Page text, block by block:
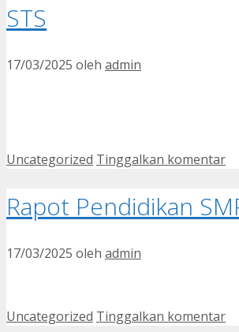
STS
17/03/2025 oleh admin
Kategori
Uncategorized Tinggalkan komentar
Rapot Pendidikan
17/03/2025 oleh admin
Kategori
Uncategorized Tinggalkan komentar